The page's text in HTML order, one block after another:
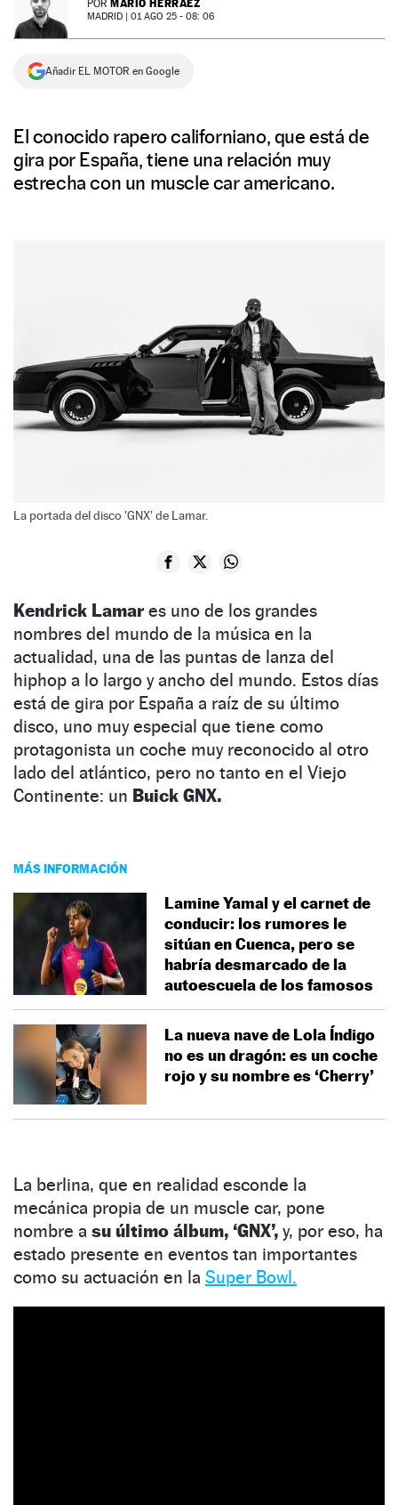
NEWSLETTER
SÍGUENOS
POR MARIO HERRÁEZ
MADRID | 01 AGO 25 - 08: 06
Añadir EL MOTOR en Google
El conocido rapero californiano, que está de
gira por España, tiene una relación muy
estrecha con un muscle car americano.
La portada del disco 'GNX' de Lamar.
Kendrick Lamares uno de los grandes
nombres del mundo de la música en la
actualidad, una de las puntas de lanza del
hiphop a lo largo y ancho del mundo. Estos días
está de gira por España a raíz de su último
disco, uno muy especial que tiene como
protagonista un coche muy reconocido al otro
lado del atlántico, pero no tanto en el Viejo
Continente: un Buick GNX.
MÁS INFORMACIÓN
Lamine Yamal y el carnet de
conducir: los rumores le
sitúan en Cuenca, pero se
habría desmarcado de la
autoescuela de los famosos
La nueva nave de Lola Índigo
no es un dragón: es un coche
rojo y su nombre es ‘Cherry’
La berlina, que en realidad esconde la
mecánica propia de un muscle car, pone
nombre a su último álbum, ‘GNX’, y, por eso, ha
estado presente en eventos tan importantes
como su actuación en la Super Bowl.